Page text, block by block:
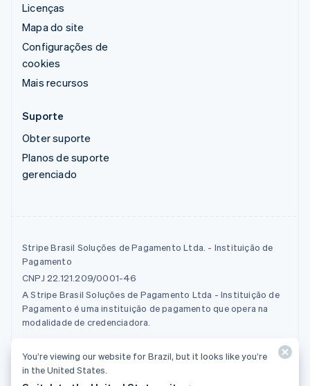
Licenças
Mapa do site
Configurações de
cookies
Mais recursos
Suporte
Obter suporte
Planos de suporte
gerenciado
Stripe Brasil Soluções de Pagamento Ltda. - Instituição de
Pagamento
CNPJ 22.121.209/0001-46
A Stripe Brasil Soluções de Pagamento Ltda - Instituição de
Pagamento é uma instituição de pagamento que opera na
modalidade de credenciadora.
© 2026 Stripe, LLC
You’re viewing our website for Brazil, but it looks like you’re
in the United States.